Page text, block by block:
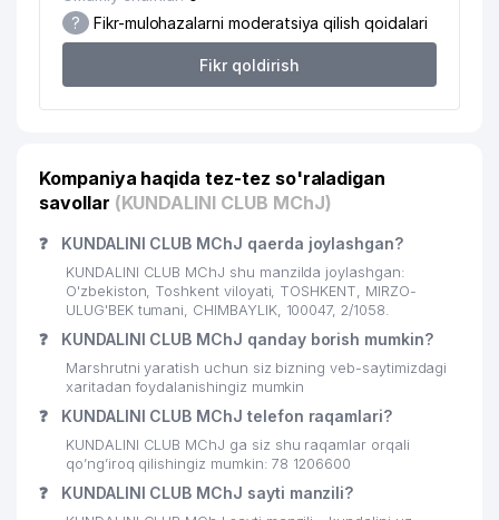
19
FRANTSIYA RESPUBLIKASI
ELChINONASI
532 м
20
MINTAQAL ELEKTRIK TARMOQLARI
AJ
22 ENERGIYA DISPETCHER MARKAZI
23
EKOLOGIYANI VA TABIATNI
MUHOFAZA QILISH DAVLAT
QO'MITASI
560 м
24
GABUROV EVGENIY MIHAYLOVICH
YAKKA TARTIBDAGI TADBIRKOR
574 м
O'ZBEKISTON TASHQI ISHLAR
VAZIRLIGI
ANALYTICS CONSULTING MChJ
O'ZBEKISTON RESPUBLIKASI
? Fikr-mulohazalarni moderatsiya qilish qoidalari
Fikr qoldirish
Kompaniya haqida tez-tez so'raladigan
savollar (KUNDALINI CLUB MChJ)
❓ KUNDALINI CLUB MChJ qaerda joylashgan?
KUNDALINI CLUB MChJ shu manzilda joylashgan:
O'zbekiston, Toshkent viloyati, TOSHKENT, MIRZO-
ULUG'BEK tumani, CHIMBAYLIK, 100047, 2/1058.
❓ KUNDALINI CLUB MChJ qanday borish mumkin?
Marshrutni yaratish uchun siz bizning veb-saytimizdagi
xaritadan foydalanishingiz mumkin
❓ KUNDALINI CLUB MChJ telefon raqamlari?
KUNDALINI CLUB MChJ ga siz shu raqamlar orqali
qo’ng’iroq qilishingiz mumkin: 78 1206600
❓ KUNDALINI CLUB MChJ sayti manzili?